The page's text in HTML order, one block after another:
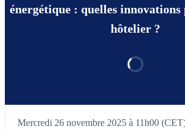
énergétique : quelles innovations
hôtelier ?
Mercredi 26 novembre 2025 à 11h00